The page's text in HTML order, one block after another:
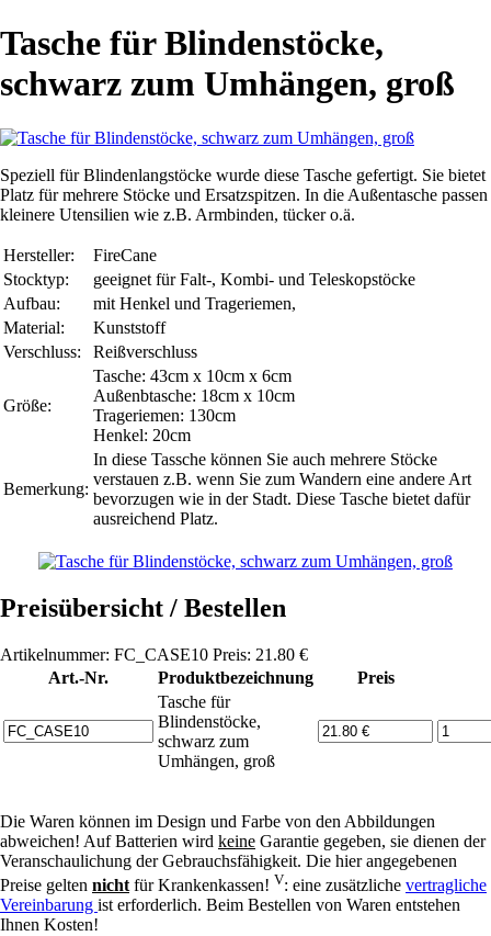
Tasche für Blindenstöcke,
schwarz zum Umhängen, groß
Speziell für Blindenlangstöcke wurde diese Tasche gefertigt. Sie bietet
Platz für mehrere Stöcke und Ersatzspitzen. In die Außentasche passen
kleinere Utensilien wie z.B. Armbinden, tücker o.ä.
Hersteller:
FireCane
Stocktyp:
geeignet für Falt-, Kombi- und Teleskopstöcke
Aufbau:
mit Henkel und Trageriemen,
Material:
Kunststoff
Verschluss:
Reißverschluss
Größe:
Tasche: 43cm x 10cm x 6cm
Außenbtasche: 18cm x 10cm
Trageriemen: 130cm
Henkel: 20cm
Bemerkung:
In diese Tassche können Sie auch mehrere Stöcke
verstauen z.B. wenn Sie zum Wandern eine andere Art
bevorzugen wie in der Stadt. Diese Tasche bietet dafür
ausreichend Platz.
Preisübersicht / Bestellen
Artikelnummer: FC_CASE10 Preis: 21.80 €
Art.-Nr.
Produktbezeichnung
Preis
Tasche für
Blindenstöcke,
schwarz zum
Umhängen, groß
Die Waren können im Design und Farbe von den Abbildungen
abweichen! Auf Batterien wird keine Garantie gegeben, sie dienen der
Veranschaulichung der Gebrauchsfähigkeit. Die hier angegebenen
Preise gelten nicht für Krankenkassen! V: eine zusätzliche vertragliche
Vereinbarung ist erforderlich. Beim Bestellen von Waren entstehen
Ihnen Kosten!